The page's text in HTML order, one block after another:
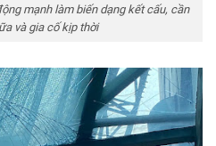
mạnh làm biến dạng kết cấu, cần
và gia cố kịp thời